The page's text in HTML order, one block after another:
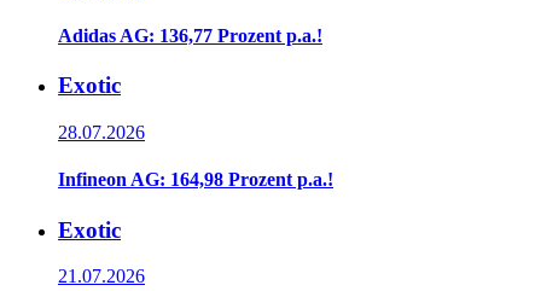
Adidas AG: 136,77 Prozent p.a.!
Exotic
28.07.2026
Infineon AG: 164,98 Prozent p.a.!
Exotic
21.07.2026